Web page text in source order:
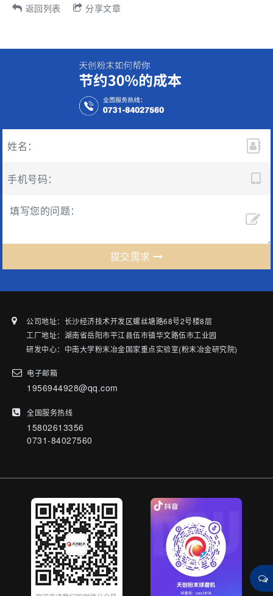
返回列表 分享文章
提交需求
公司地址：长沙经济技术开发区螺丝塘路68号2号楼8层
工厂地址：湖南省岳阳市平江县伍市镇华文路伍市工业园
研发中心：中南大学粉末冶金国家重点实验室(粉末冶金研究院)
电子邮箱
1956944928@qq.com
全国服务热线
15802613356
0731-84027560